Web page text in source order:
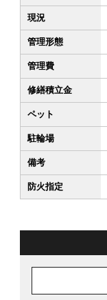
現況
管理形態
管理費
修繕積立金
ペット
駐輪場
備考
防火指定